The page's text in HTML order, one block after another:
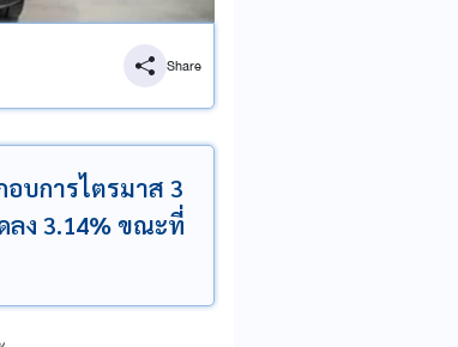
Share
บการไตรมาส 3
ลง 3.14% ขณะที่